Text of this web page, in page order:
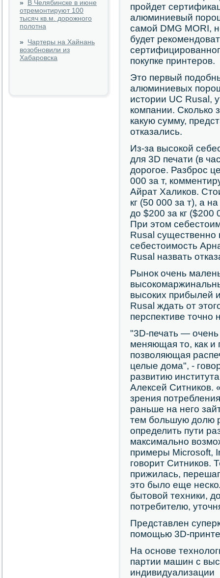
» В Челябинске в июне
отремонтируют 100
тысяч кв.м. дорожного
полотна
» Чартеры на Хайнань
возобновили из
Хабаровска
пройдет
алюминиевый
самой DMG MORI,
будет
покупке принтеров.
Это первый
алюминиевых
истории UC Rusal,
компании. Сколько
какую сумму,
отказались.
Из-за высокой
для 3D печати (в
дорогое. Разброс
000 за т,
Айрат Халиков.
кг (50 000 за т), а
до $200 за кг ($200
При этом
Rusal
себестоимость
Rusal назвать
Рынок очень
высоких прибылей
Rusal ждать от
перспективе точно
"3D-печать — очень
меняющая то, как и
позволяющая
целые дома", -
развитию
Алексей Ситников.
зрения
раньше на него
тем большую долю
определить пути
максимально
примеры Microsoft,
говорит Ситников.
прижилась,
это было еще
бытовой техники,
потребителю,
Представлен
помощью 3D-
На основе
партии машин с
индивидуализации